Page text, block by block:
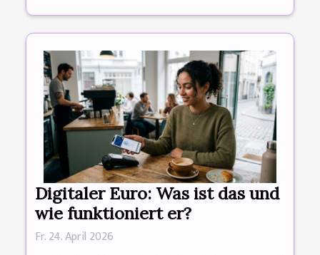
Digitaler Euro: Was ist das und
wie funktioniert er?
Fr. 24. April 2026